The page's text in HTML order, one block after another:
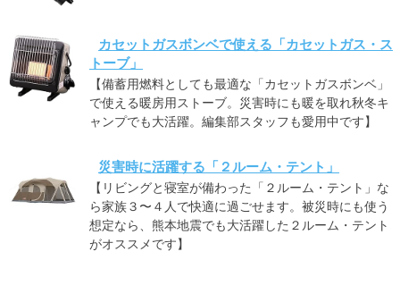
カセットガスボンベで使える「カセットガス・ス
トーブ」
【備蓄用燃料としても最適な「カセットガスボンベ」
で使える暖房用ストーブ。災害時にも暖を取れ秋冬キ
ャンプでも大活躍。編集部スタッフも愛用中です】
災害時に活躍する「２ルーム・テント」
【リビングと寝室が備わった「２ルーム・テント」な
ら家族３〜４人で快適に過ごせます。被災時にも使う
想定なら、熊本地震でも大活躍した２ルーム・テント
がオススメです】